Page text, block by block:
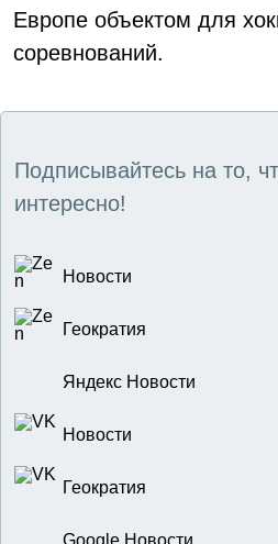
Европе объектом для
соревнований.
Подписывайтесь на то,
интересно!
Новости
Геократия
Яндекс Новости
Новости
Геократия
Google Новости